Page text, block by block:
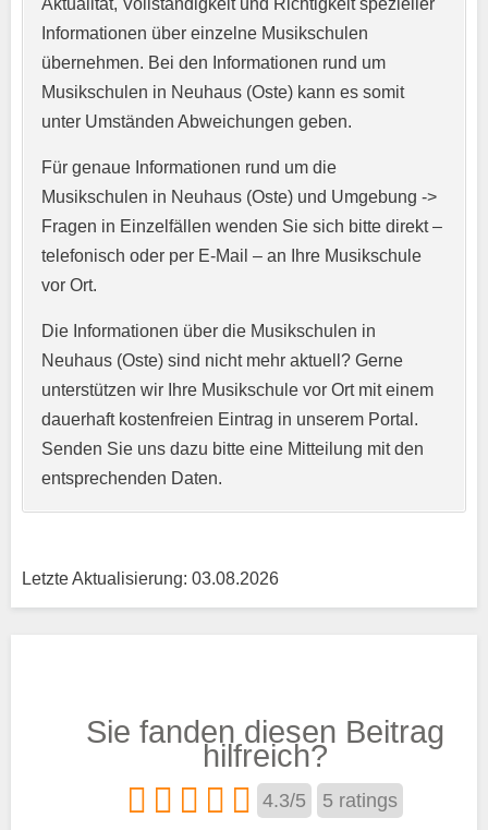
E-Mail-Adresse*
Kurzprofil der Musikschule*
Trägertyp*
Informationen über einzelne Musikschulen
übernehmen. Bei den Informationen rund um
Musikschulen in Neuhaus (Oste) kann es somit
unter Umständen Abweichungen geben.
Für genaue Informationen rund um die
Musikschulen in Neuhaus (Oste) und Umgebung ->
Fragen in Einzelfällen wenden Sie sich bitte direkt –
telefonisch oder per E-Mail – an Ihre Musikschule
vor Ort.
Die Informationen über die Musikschulen in
Neuhaus (Oste) sind nicht mehr aktuell? Gerne
unterstützen wir Ihre Musikschule vor Ort mit einem
dauerhaft kostenfreien Eintrag in unserem Portal.
Senden Sie uns dazu bitte eine Mitteilung mit den
entsprechenden Daten.
Letzte Aktualisierung: 03.08.2026
Sie fanden diesen Beitrag
hilfreich?
4.3/5 5 ratings